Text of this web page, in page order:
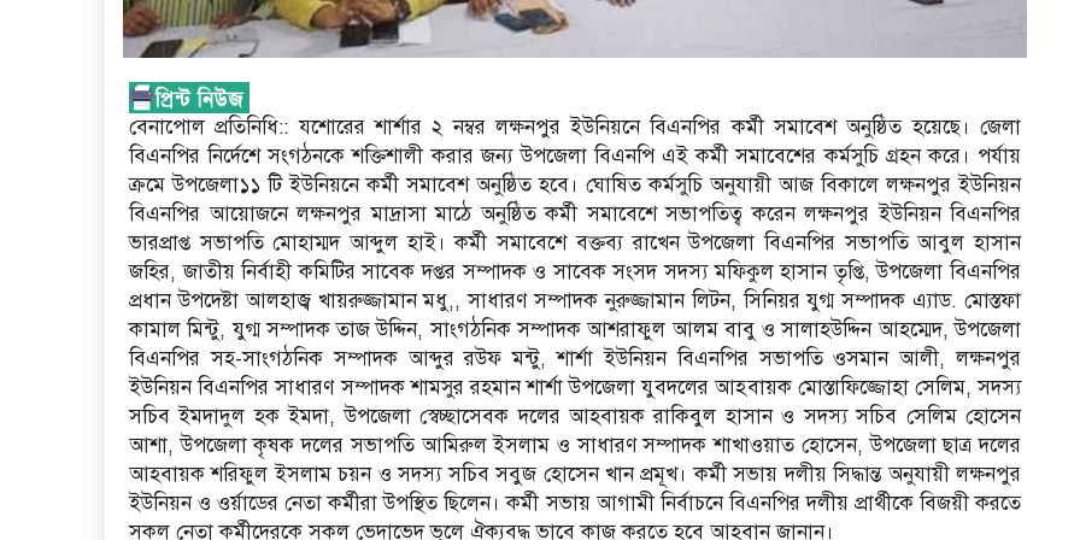
বেনাপোল প্রতিনিধি:: যশোরের শার্শার ২ নম্বর লক্ষনপুর ইউনিয়নে বিএনপির কর্মী সমাবেশ অনুষ্ঠিত হয়েছে। জেলা
বিএনপির নির্দেশে সংগঠনকে শক্তিশালী করার জন্য উপজেলা বিএনপি এই কর্মী সমাবেশের কর্মসুচি গ্রহন করে। পর্যায়
ক্রমে উপজেলা১১ টি ইউনিয়নে কর্মী সমাবেশ অনুষ্ঠিত হবে। ঘোষিত কর্মসুচি অনুযায়ী আজ বিকালে লক্ষনপুর ইউনিয়ন
বিএনপির আয়োজনে লক্ষনপুর মাদ্রাসা মাঠে অনুষ্ঠিত কর্মী সমাবেশে সভাপতিত্ব করেন লক্ষনপুর ইউনিয়ন বিএনপির
ভারপ্রাপ্ত সভাপতি মোহাম্মদ আব্দুল হাই। কর্মী সমাবেশে বক্তব্য রাখেন উপজেলা বিএনপির সভাপতি আবুল হাসান
জহির, জাতীয় নির্বাহী কমিটির সাবেক দপ্তর সম্পাদক ও সাবেক সংসদ সদস্য মফিকুল হাসান তৃপ্তি, উপজেলা বিএনপির
প্রধান উপদেষ্টা আলহাজ্ব খায়রুজ্জামান মধু,, সাধারণ সম্পাদক নুরুজ্জামান লিটন, সিনিয়র যুগ্ম সম্পাদক এ্যাড. মোস্তফা
কামাল মিন্টু, যুগ্ম সম্পাদক তাজ উদ্দিন, সাংগঠনিক সম্পাদক আশরাফুল আলম বাবু ও সালাহউদ্দিন আহম্মেদ, উপজেলা
বিএনপির সহ-সাংগঠনিক সম্পাদক আব্দুর রউফ মন্টু, শার্শা ইউনিয়ন বিএনপির সভাপতি ওসমান আলী, লক্ষনপুর
ইউনিয়ন বিএনপির সাধারণ সম্পাদক শামসুর রহমান শার্শা উপজেলা যুবদলের আহবায়ক মোস্তাফিজ্জোহা সেলিম, সদস্য
সচিব ইমদাদুল হক ইমদা, উপজেলা স্বেচ্ছাসেবক দলের আহবায়ক রাকিবুল হাসান ও সদস্য সচিব সেলিম হোসেন
আশা, উপজেলা কৃষক দলের সভাপতি আমিরুল ইসলাম ও সাধারণ সম্পাদক শাখাওয়াত হোসেন, উপজেলা ছাত্র দলের
আহবায়ক শরিফুল ইসলাম চয়ন ও সদস্য সচিব সবুজ হোসেন খান প্রমূখ। কর্মী সভায় দলীয় সিদ্ধান্ত অনুযায়ী লক্ষনপুর
ইউনিয়ন ও ওর্য়াডের নেতা কর্মীরা উপস্থিত ছিলেন। কর্মী সভায় আগামী নির্বাচনে বিএনপির দলীয় প্রার্থীকে বিজয়ী করতে
সকল নেতা কর্মীদেরকে সকল ভেদাভেদ ভূলে ঐক্যবদ্ধ ভাবে কাজ করতে হবে আহবান জানান।